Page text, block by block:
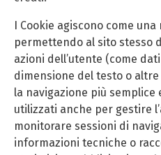
I Cookie agiscono come
permettendo al sito stesso
azioni dell’utente (come
dimensione del testo o
la navigazione più semplice
utilizzati anche per gestire
monitorare sessioni di
informazioni tecniche o